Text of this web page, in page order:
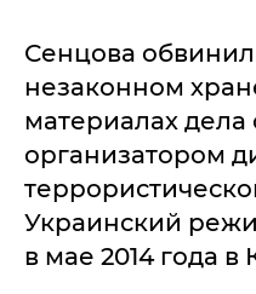
Сенцова
незаконном
материалах дела
организатором
Украинский
в мае 2014 года в